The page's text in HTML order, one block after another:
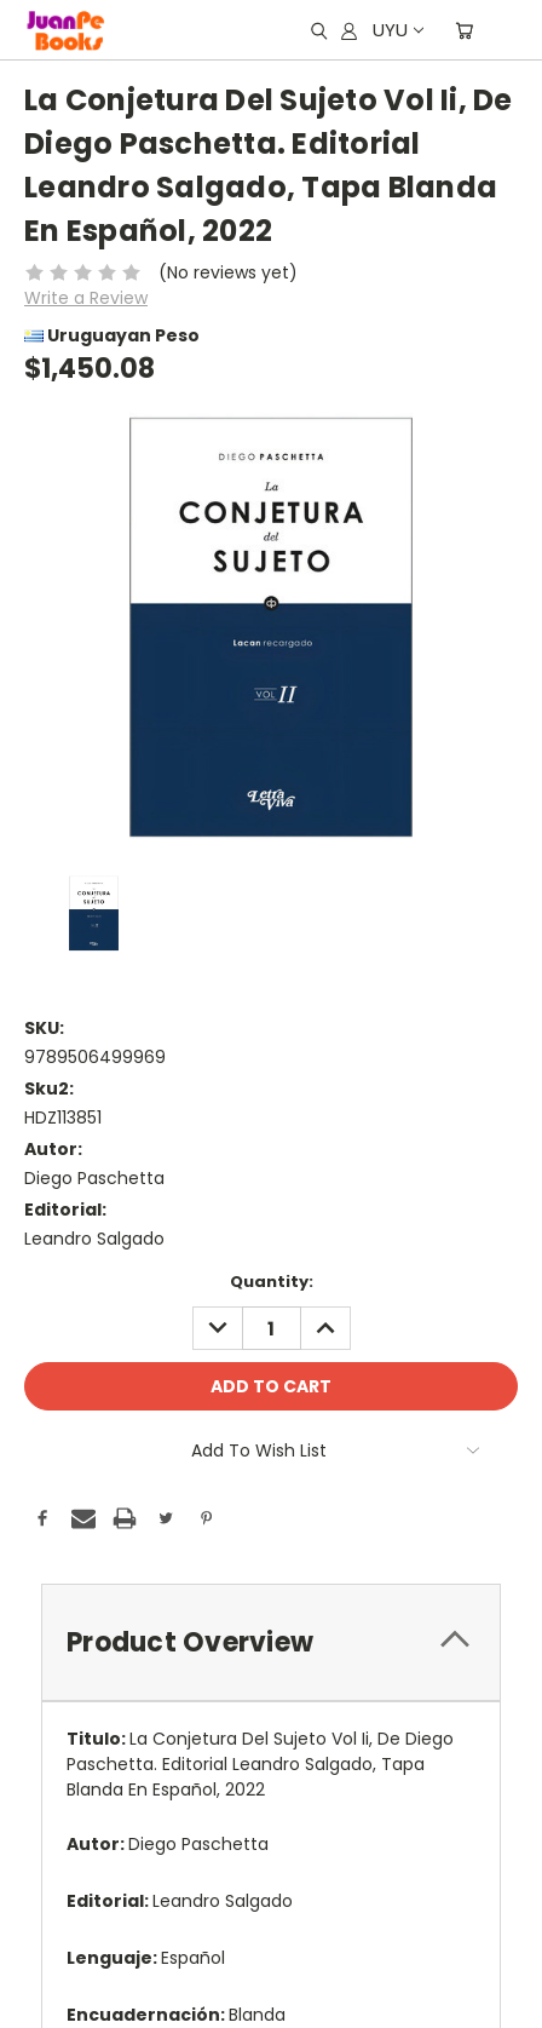
UYU
La Conjetura Del Sujeto Vol Ii, De
Diego Paschetta. Editorial
Leandro Salgado, Tapa Blanda
En Español, 2022
(No reviews yet)
Write a Review
Uruguayan Peso
$1,450.08
SKU:
9789506499969
Sku2:
HDZ113851
Autor:
Diego Paschetta
Editorial:
Leandro Salgado
Quantity:
DECREASE
QUANTITY:
INCREASE
QUANTITY:
Add To Wish List
Product Overview
Titulo:La Conjetura Del Sujeto Vol Ii, De Diego
Paschetta. Editorial Leandro Salgado, Tapa
Blanda En Español, 2022
Autor:Diego Paschetta
Editorial:Leandro Salgado
Lenguaje:Español
Encuadernación:Blanda